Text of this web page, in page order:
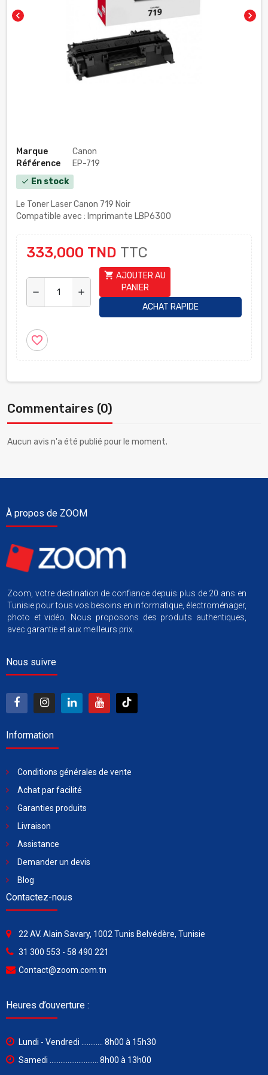
chevron_left chevron_right
Marque
Canon
Référence
EP-719
check En stock
Le Toner Laser Canon 719 Noir
Compatible avec : Imprimante LBP6300
333,000 TND TTC
remove add
shopping_cart AJOUTER AU
PANIER
ACHAT RAPIDE
favorite_border
Commentaires (0)
Aucun avis n'a été publié pour le moment.
À propos de ZOOM
Zoom, votre destination de confiance depuis plus de 20 ans en
Tunisie pour tous vos besoins en informatique, électroménager,
photo et vidéo. Nous proposons des produits authentiques,
avec garantie et aux meilleurs prix.
Nous suivre
Information
Conditions générales de vente
Achat par facilité
Garanties produits
Livraison
Assistance
Demander un devis
Blog
Contactez-nous
22 AV. Alain Savary, 1002 Tunis Belvédère, Tunisie
31 300 553 - 58 490 221
Contact@zoom.com.tn
Heures d’ouverture :
Lundi - Vendredi ............ 8h00 à 15h30
Samedi ........................... 8h00 à 13h00